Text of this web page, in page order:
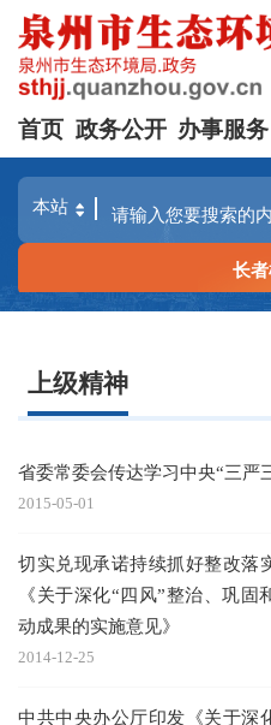
首页 政务公开 办事服务
长
上级精神
省委常委会传达学习中央“三严
2015-05-01
切实兑现承诺持续抓好整改落
《关于深化“四风”整治、巩
动成果的实施意见》
2014-12-25
中共中央办公厅印发《关于深